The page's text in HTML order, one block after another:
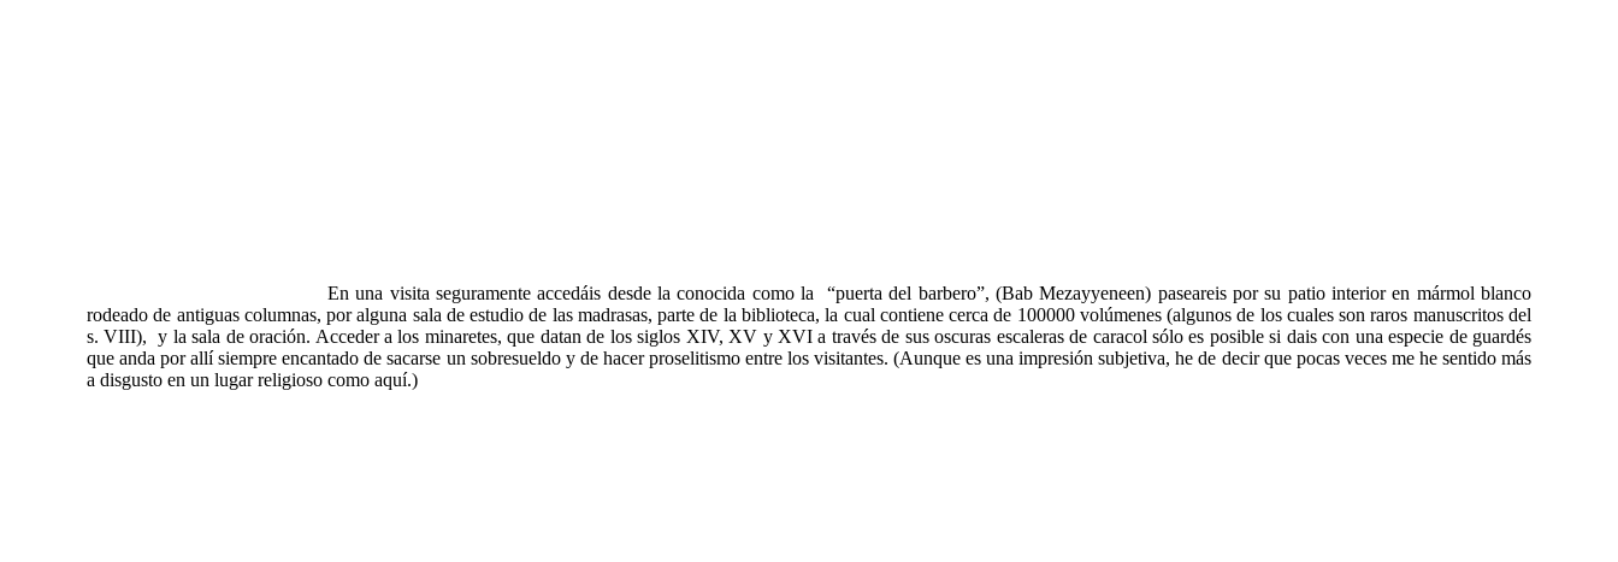
En una visita seguramente accedáis desde la conocida como la “puerta del barbero”, (Bab Mezayyeneen) paseareis por su patio interior en mármol blanco
rodeado de antiguas columnas, por alguna sala de estudio de las madrasas, parte de la biblioteca, la cual contiene cerca de 100000 volúmenes (algunos de los cuales son raros manuscritos del
s. VIII), y la sala de oración. Acceder a los minaretes, que datan de los siglos XIV, XV y XVI a través de sus oscuras escaleras de caracol sólo es posible si dais con una especie de guardés
que anda por allí siempre encantado de sacarse un sobresueldo y de hacer proselitismo entre los visitantes. (Aunque es una impresión subjetiva, he de decir que pocas veces me he sentido más
a disgusto en un lugar religioso como aquí.)